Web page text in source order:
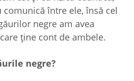
între ele, însă cel
negre am avea
ține cont de ambele.
negre?